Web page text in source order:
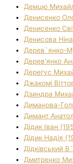
Демцю
Денисенко
Денисенко
Денисова
Дерев`янко-
Дерев'янко
Дерегус
Джакомі
Дзиндра
Диманова-
Димант
Дідик Іван
Дідик Надія
Дідківський
Дмитренко